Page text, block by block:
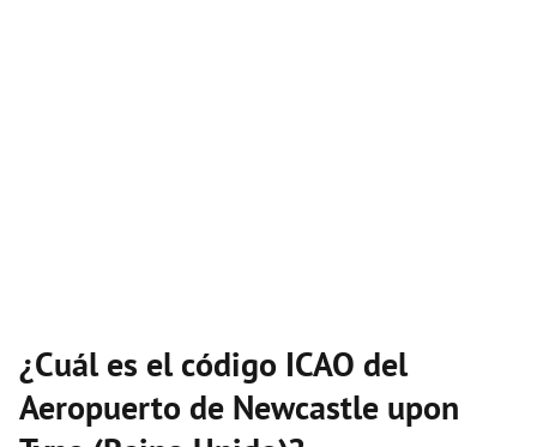
¿Cuál es el código ICAO del
Aeropuerto de Newcastle upon